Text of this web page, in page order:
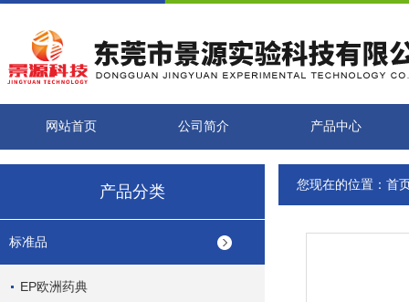
网站首页 公司简介 产品中心
产品分类
标准品
EP欧洲药典
您现在的位置： 首